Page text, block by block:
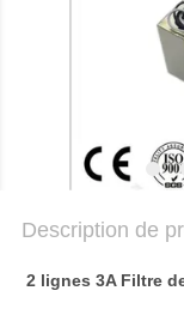
Description de
2 lignes 3A Filtre